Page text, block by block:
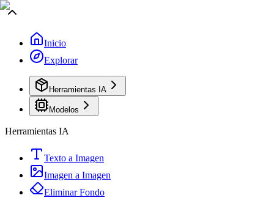
Inicio
Explorar
Herramientas IA
Modelos
Herramientas IA
Texto a Imagen
Imagen a Imagen
Eliminar Fondo